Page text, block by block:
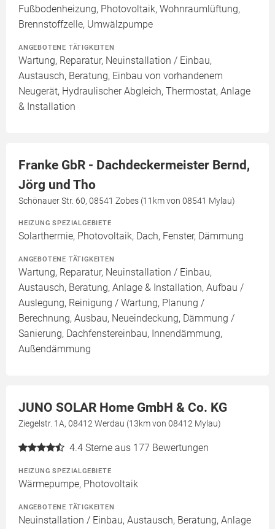
Fußbodenheizung, Photovoltaik, Wohnraumlüftung,
Brennstoffzelle, Umwälzpumpe
ANGEBOTENE TÄTIGKEITEN
Wartung, Reparatur, Neuinstallation / Einbau,
Austausch, Beratung, Einbau von vorhandenem
Neugerät, Hydraulischer Abgleich, Thermostat, Anlage
& Installation
Franke GbR - Dachdeckermeister Bernd,
Jörg und Tho
Schönauer Str. 60, 08541 Zobes (11km von 08541 Mylau)
HEIZUNG SPEZIALGEBIETE
Solarthermie, Photovoltaik, Dach, Fenster, Dämmung
ANGEBOTENE TÄTIGKEITEN
Wartung, Reparatur, Neuinstallation / Einbau,
Austausch, Beratung, Anlage & Installation, Aufbau /
Auslegung, Reinigung / Wartung, Planung /
Berechnung, Ausbau, Neueindeckung, Dämmung /
Sanierung, Dachfenstereinbau, Innendämmung,
Außendämmung
JUNO SOLAR Home GmbH & Co. KG
Ziegelstr. 1A, 08412 Werdau (13km von 08412 Mylau)
4.4 Sterne aus 177 Bewertungen
HEIZUNG SPEZIALGEBIETE
Wärmepumpe, Photovoltaik
ANGEBOTENE TÄTIGKEITEN
Neuinstallation / Einbau, Austausch, Beratung, Anlage